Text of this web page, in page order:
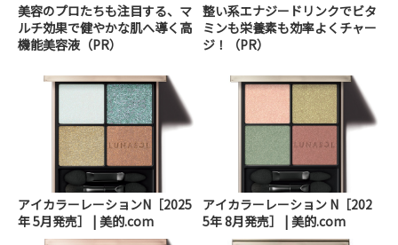
美容のプロたちも注目する、マ
ルチ効果で健やかな肌へ導く高
機能美容液（PR）
整い系エナジードリンクでビタ
ミンも栄養素も効率よくチャー
ジ！（PR）
アイカラーレーションN［2025
年 5月発売］ | 美的.com
アイカラーレーション N［202
5年 8月発売］ | 美的.com